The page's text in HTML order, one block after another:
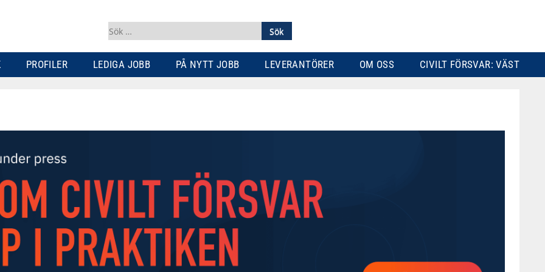
Sök
efter:
PROFILER LEDIGA JOBB PÅ NYTT JOBB LEVERANTÖRER OM OSS CIVILT FÖRSVAR: VÄST